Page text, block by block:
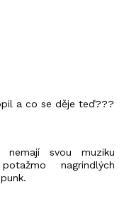
a co se děje teď???
svou muziku
nagrindlých